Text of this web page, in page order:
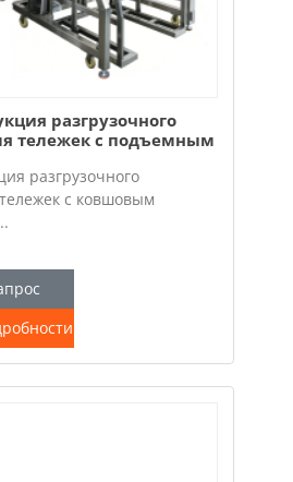
разгрузочного
тележек с подъемным
разгрузочного
с ковшовым